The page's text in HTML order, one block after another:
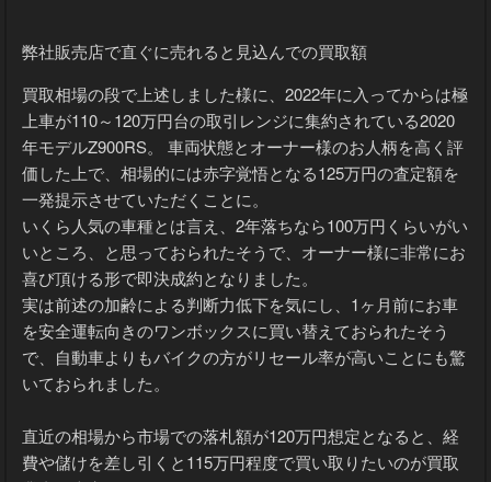
弊社販売店で直ぐに売れると見込んでの買取額
買取相場の段で上述しました様に、2022年に入ってからは極
上車が110～120万円台の取引レンジに集約されている2020
年モデルZ900RS。 車両状態とオーナー様のお人柄を高く評
価した上で、相場的には赤字覚悟となる125万円の査定額を
一発提示させていただくことに。
いくら人気の車種とは言え、2年落ちなら100万円くらいがい
いところ、と思っておられたそうで、オーナー様に非常にお
喜び頂ける形で即決成約となりました。
実は前述の加齢による判断力低下を気にし、1ヶ月前にお車
を安全運転向きのワンボックスに買い替えておられたそう
で、自動車よりもバイクの方がリセール率が高いことにも驚
いておられました。
直近の相場から市場での落札額が120万円想定となると、経
費や儲けを差し引くと115万円程度で買い取りたいのが買取